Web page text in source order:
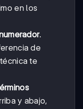
en los
.
de
te
y abajo,